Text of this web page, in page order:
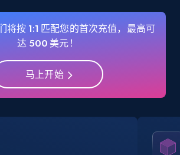
information
status, and more.
Enriched
将按 1:1 匹配您的首次充值，最高可
达 500 美元！
马上开始